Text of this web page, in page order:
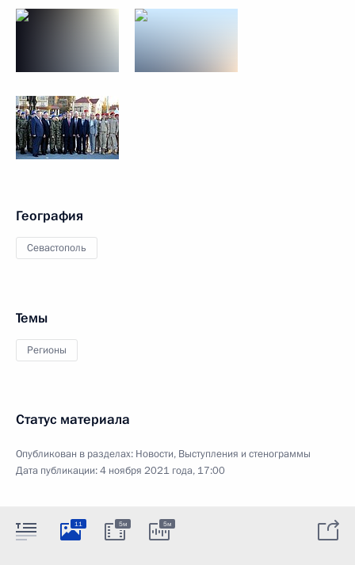
География
Севастополь
Темы
Регионы
Статус материала
Опубликован в разделах: Новости, Выступления и стенограммы
Дата публикации:4 ноября 2021 года, 17:00
11 5м 5м